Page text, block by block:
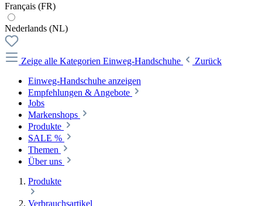
Français (FR)
Nederlands (NL)
Zeige alle Kategorien Einweg-Handschuhe
Zurück
Einweg-Handschuhe anzeigen
Empfehlungen & Angebote
Jobs
Markenshops
Produkte
SALE %
Themen
Über uns
Produkte
Verbrauchsartikel